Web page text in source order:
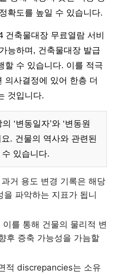
확도를 높일 수 있습니다.
건축물대장 무료열람 서비
능하며, 건축물대장 발급
할 수 있습니다. 이를 적극
의사결정에 있어 한층 더
것입니다.
‘변동일자’와 ‘변동원
. 건물의 역사와 관련된
있습니다.
과거 용도 변경 기록은 해당
을 파악하는 지표가 됩니
이를 통해 건물의 물리적 변
후 증축 가능성을 가늠할
적 discrepancies는 소유